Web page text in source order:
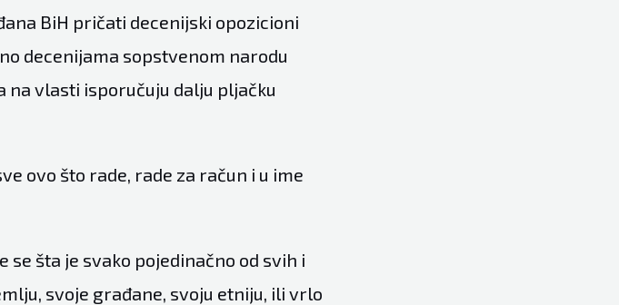
BiH pričati decenijski opozicioni
decenijama sopstvenom narodu
vlasti isporučuju dalju pljačku
ovo što rade, rade za račun i u ime
šta je svako pojedinačno od svih i
svoje građane, svoju etniju, ili vrlo